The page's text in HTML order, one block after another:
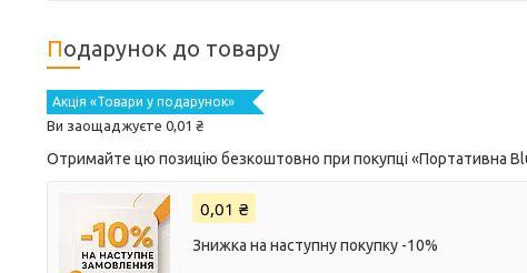
Подарунок до товару
Акція «Товари у подарунок»
Ви заощаджуєте 0,01 ₴
Отримайте цю позицію безкоштовно при покупці «Портативна
0,01 ₴
Знижка на наступну покупку -10%